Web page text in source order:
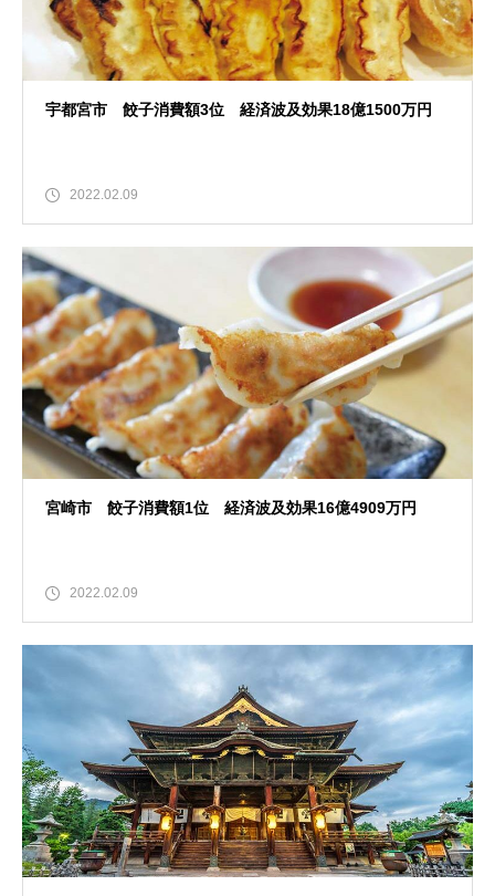
宇都宮市 餃子消費額3位 経済波及効果18億1500万円
2022.02.09
宮崎市 餃子消費額1位 経済波及効果16億4909万円
2022.02.09